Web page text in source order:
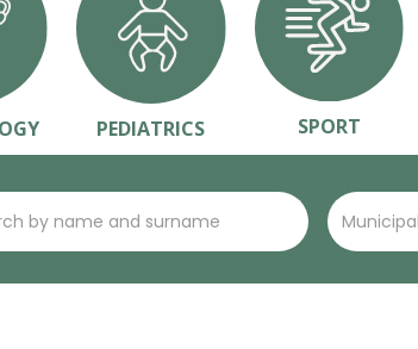
PEDIATRICS SPORT